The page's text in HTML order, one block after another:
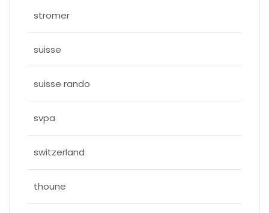
stromer
suisse
suisse rando
svpa
switzerland
thoune